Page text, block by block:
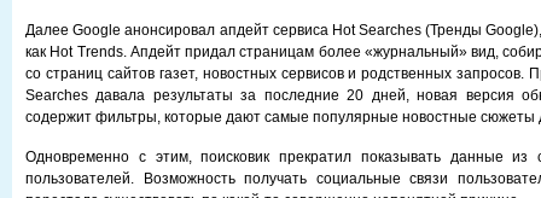
Далее Google анонсировал апдейт сервиса Hot Searches (Тренды
как Hot Trends. Апдейт придал страницам более «журнальный» вид,
со страниц сайтов газет, новостных сервисов и родственных
Searches давала результаты за последние 20 дней, новая версия
содержит фильтры, которые дают самые популярные новостные сюжеты
Одновременно с этим, поисковик прекратил показывать данные из
пользователей. Возможность получать социальные связи